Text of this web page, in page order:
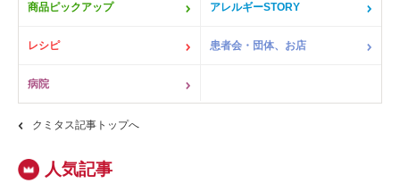
商品ピックアップ アレルギーSTORY
レシピ 患者会・団体、お店
病院
クミタス記事トップへ